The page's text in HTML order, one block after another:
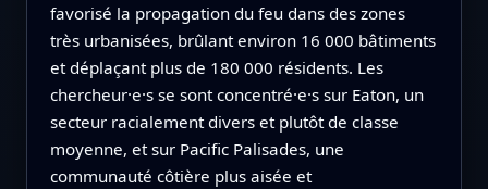
favorisé la propagation du feu dans des zones
très urbanisées, brûlant environ 16 000 bâtiments
et déplaçant plus de 180 000 résidents. Les
chercheur·e·s se sont concentré·e·s sur Eaton, un
secteur racialement divers et plutôt de classe
moyenne, et sur Pacific Palisades, une
communauté côtière plus aisée et